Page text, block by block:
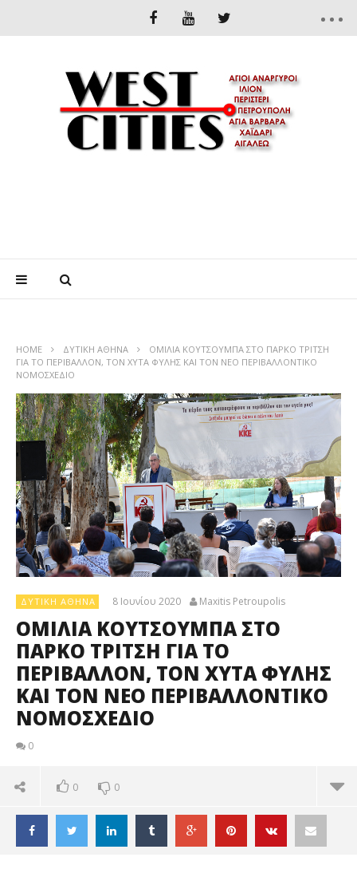
HOME ΔΥΤΙΚΉ ΑΘΉΝΑ
ΟΜΙΛΙΑ ΚΟΥΤΣΟΥΜΠΑ ΣΤΟ ΠΑΡΚΟ ΤΡΙΤΣΗ
ΓΙΑ ΤΟ ΠΕΡΙΒΑΛΛΟΝ, ΤΟΝ ΧΥΤΑ ΦΥΛΗΣ ΚΑΙ ΤΟΝ ΝΕΟ ΠΕΡΙΒΑΛΛΟΝΤΙΚΟ
ΝΟΜΟΣΧΕΔΙΟ
ΔΥΤΙΚΉ ΑΘΉΝΑ 8 Ιουνίου 2020 Maxitis Petroupolis
ΟΜΙΛΙΑ ΚΟΥΤΣΟΥΜΠΑ ΣΤΟ
ΠΑΡΚΟ ΤΡΙΤΣΗ ΓΙΑ ΤΟ
ΠΕΡΙΒΑΛΛΟΝ, ΤΟΝ ΧΥΤΑ ΦΥΛΗΣ
ΚΑΙ ΤΟΝ ΝΕΟ ΠΕΡΙΒΑΛΛΟΝΤΙΚΟ
ΝΟΜΟΣΧΕΔΙΟ
0
0 0